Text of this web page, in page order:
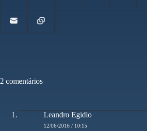
2 comentários
Leandro Egidio
12/06/2016 / 10:15